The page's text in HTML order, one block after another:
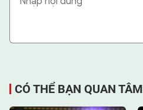
CÓ THỂ BẠN QUAN TÂM